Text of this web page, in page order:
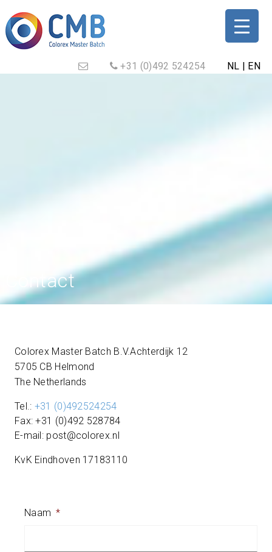
+31 (0)492 524254 NL | EN
Contact
Colorex Master Batch B.V.Achterdijk 12
5705 CB Helmond
The Netherlands
Tel.: +31 (0)492524254
Fax: +31 (0)492 528784
E-mail: post@colorex.nl
KvK Eindhoven 17183110
Naam *